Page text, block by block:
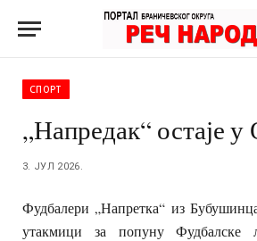
СПОРТ
„Напредак“ остаје
3. ЈУЛ 2026.
Фудбалери „Напретка“ из
утакмици за попуну Фудбалске